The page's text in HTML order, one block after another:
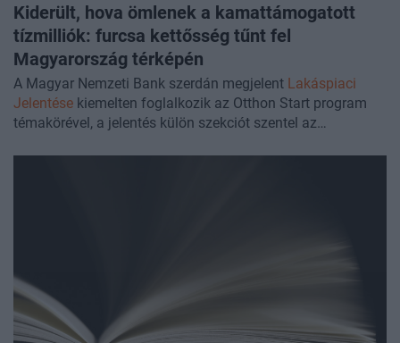
Kiderült, hova ömlenek a kamattámogatott
tízmilliók: furcsa kettősség tűnt fel
Magyarország térképén
A Magyar Nemzeti Bank szerdán megjelent Lakáspiaci
Jelentése kiemelten foglalkozik az Otthon Start program
témakörével, a jelentés külön szekciót szentel az